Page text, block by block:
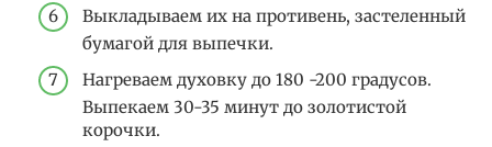
Выкладываем их на противень, застеленный
бумагой для выпечки.
Нагреваем духовку до 180 -200 градусов.
Выпекаем 30-35 минут до золотистой
корочки.